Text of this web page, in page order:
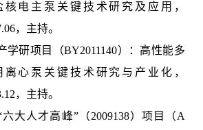
电主泵关键技术研究及应用，
，主持。
学研项目（BY2011140）：高性能多
离心泵关键技术研究与产业化，
，主持。
六大人才高峰”（2009138）项目（A